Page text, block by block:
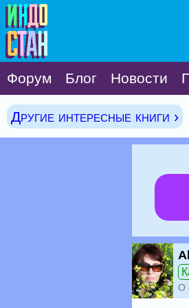
Форум Блог Новости
Другие интересные книги ›
О